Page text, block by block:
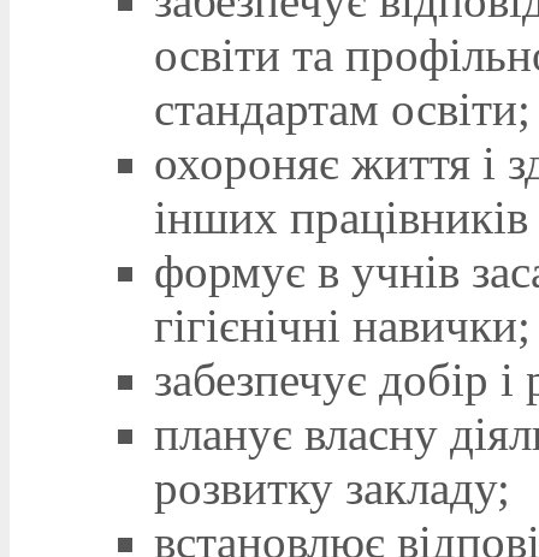
освіти та
стандартам освіти;
охороняє життя і
інших
формує в учнів
гігієнічні навички;
забезпечує добір
планує власну
розвитку закладу;
встановлює